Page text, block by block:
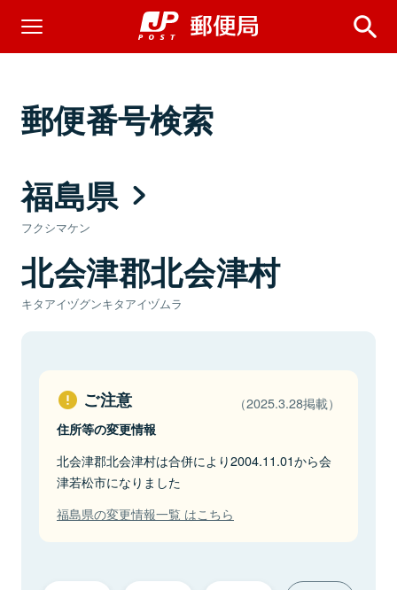
郵便番号検索
福島県
フクシマケン
北会津郡北会津村
キタアイヅグンキタアイヅムラ
ご注意 （2025.3.28掲載）
住所等の変更情報
北会津郡北会津村は合併により2004.11.01から会
津若松市になりました
福島県の変更情報一覧 はこちら